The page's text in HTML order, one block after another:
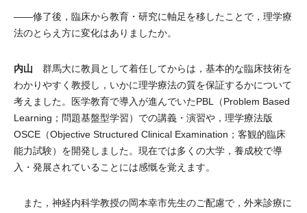
――修了後，臨床から教育・研究に軸足を移したことで，理学療
法のとらえ方に変化はありましたか。
内山 群馬大に教員として着任してからは，基本的な臨床技術を
わかりやすく教授し，いかに理学療法の質を保証するかについて
考えました。医学教育で導入が進んでいたPBL（Problem Based
Learning；問題基盤型学習）での講義・演習や，理学療法版
OSCE（Objective Structured Clinical Examination；客観的臨床
能力試験）を開発しました。現在では多くの大学，養成校で導
入・発展されていることには感慨を覚えます。
また，神経内科学教授の岡本幸市先生のご配慮で，外来診療に